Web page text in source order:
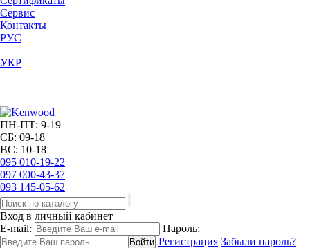
Сервис
Контакты
РУC
|
УКР
ПН-ПТ: 9-19
СБ: 09-18
ВС: 10-18
095 010-19-22
097 000-43-37
093 145-05-62
Вход в личный кабинет
E-mail:
Пароль:
Регистрация Забыли пароль?